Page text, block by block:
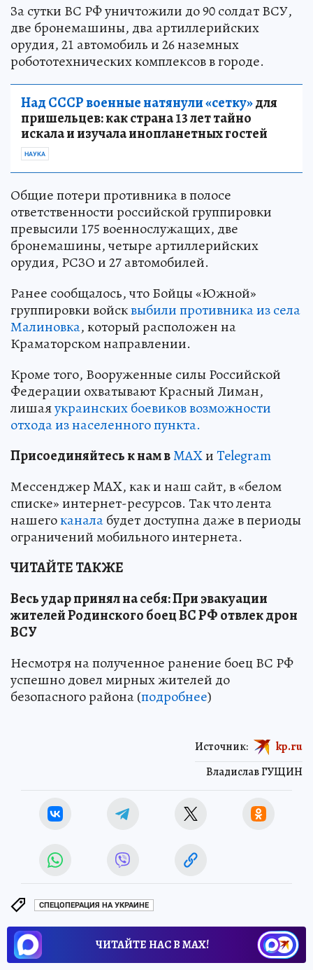
За сутки ВС РФ уничтожили до 90 солдат ВСУ,
две бронемашины, два артиллерийских
орудия, 21 автомобиль и 26 наземных
робототехнических комплексов в городе.
Над СССР военные натянули «сетку»для
пришельцев: как страна 13 лет тайно
искала и изучала инопланетных гостей
НАУКА
Общие потери противника в полосе
ответственности российской группировки
превысили 175 военнослужащих, две
бронемашины, четыре артиллерийских
орудия, РСЗО и 27 автомобилей.
Ранее сообщалось, что Бойцы «Южной»
группировки войсквыбили противника из села
Малиновка, который расположен на
Краматорском направлении.
Кроме того, Вооруженные силы Российской
Федерации охватывают Красный Лиман,
лишаяукраинских боевиков возможности
отхода из населенного пункта.
Присоединяйтесь к нам вMAXиTelegram
Мессенджер MAX, как и наш сайт, в «белом
списке» интернет-ресурсов. Так что лента
нашегоканалабудет доступна даже в периоды
ограничений мобильного интернета.
ЧИТАЙТЕ ТАКЖЕ
Весь удар принял на себя: При эвакуации
жителей Родинского боец ВС РФ отвлек дрон
ВСУ
Несмотря на полученное ранение боец ВС РФ
успешно довел мирных жителей до
безопасного района (подробнее)
Владислав ГУЩИН
Источник: kp.ru
СПЕЦОПЕРАЦИЯ НА УКРАИНЕ
ЧИТАЙТЕ НАС В МАХ!